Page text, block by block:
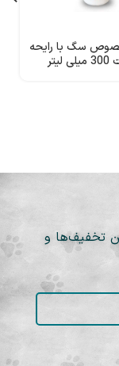
سگ با رایحه
هات چاکلت 300 میلی لیتر
تخفیف‌ها و